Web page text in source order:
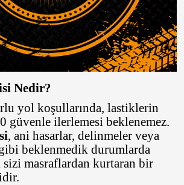
Nedir?
yol koşullarında, lastiklerin
güvenle ilerlemesi beklenemez.
, ani hasarlar, delinmeler veya
beklenmedik durumlarda
masraflardan kurtaran bir